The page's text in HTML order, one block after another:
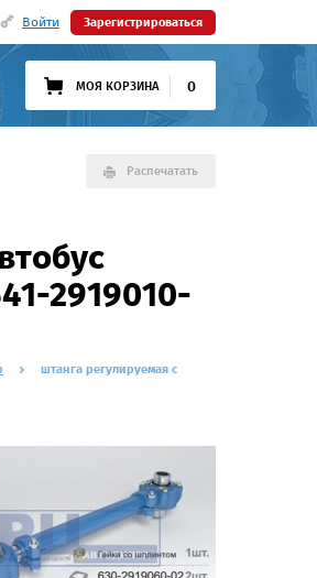
Войти Зарегистрироваться
МОЯ КОРЗИНА 0
Распечатать
2919010-
штанга регулируемая c